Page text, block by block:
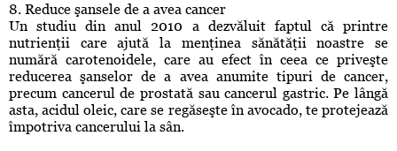
8. Reduce şansele de a avea cancer
Un studiu din anul 2010 a dezvăluit faptul că printre
nutrienţii care ajută la menţinea sănătăţii noastre se
numără carotenoidele, care au efect în ceea ce priveşte
reducerea şanselor de a avea anumite tipuri de cancer,
precum cancerul de prostată sau cancerul gastric. Pe lângă
asta, acidul oleic, care se regăseşte în avocado, te protejează
împotriva cancerului la sân.